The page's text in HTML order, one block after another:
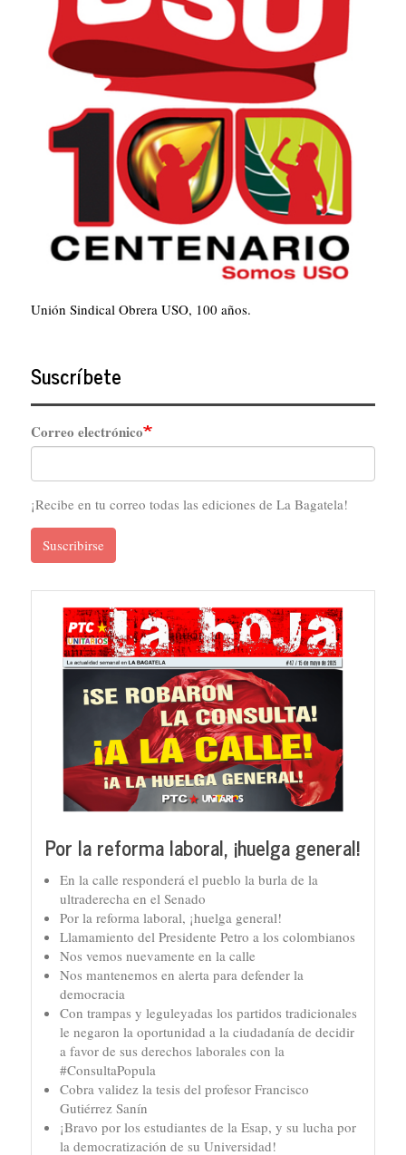
Unión Sindical Obrera USO, 100 años.
Suscríbete
Correo electrónico
¡Recibe en tu correo todas las ediciones de La Bagatela!
Suscribirse
Por la reforma laboral, ¡huelga general!
En la calle responderá el pueblo la burla de la
ultraderecha en el Senado
Por la reforma laboral, ¡huelga general!
Llamamiento del Presidente Petro a los colombianos
Nos vemos nuevamente en la calle
Nos mantenemos en alerta para defender la
democracia
Con trampas y leguleyadas los partidos tradicionales
le negaron la oportunidad a la ciudadanía de decidir
a favor de sus derechos laborales con la
#ConsultaPopula
Cobra validez la tesis del profesor Francisco
Gutiérrez Sanín
¡Bravo por los estudiantes de la Esap, y su lucha por
la democratización de su Universidad!